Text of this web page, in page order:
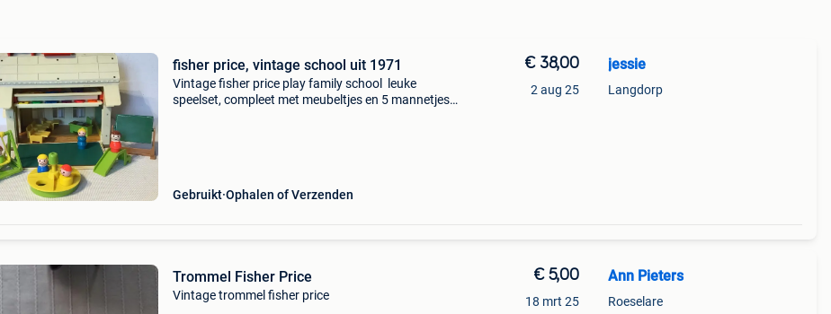
fisher price, vintage school uit 1971
Vintage fisher price play family school leuke
speelset, compleet met meubeltjes en 5 mannetjes .
Gebruikt Ophalen of Verzenden
€ 38,00
2 aug 25
jessie
Langdorp
Trommel Fisher Price
Vintage trommel fisher price
€ 5,00
18 mrt 25
Ann Pieters
Roeselare